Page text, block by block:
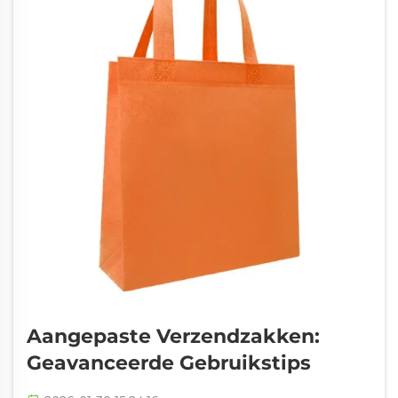
Aangepaste Verzendzakken:
Geavanceerde Gebruikstips